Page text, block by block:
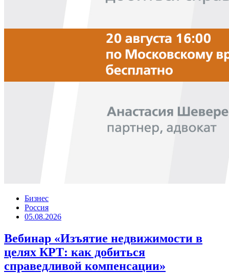
Бизнес
Россия
05.08.2026
Вебинар «Изъятие недвижимости в
целях КРТ: как добиться
справедливой компенсации»